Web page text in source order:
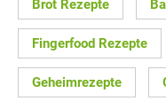
Brot Rezepte
Fingerfood Rezepte
Geheimrezepte